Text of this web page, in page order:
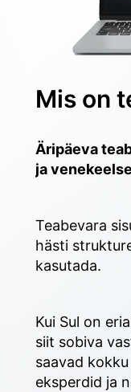
Mis on
Äripäeva
ja
Teabevara
hästi
kasutada.
Kui Sul on
siit sobiva
saavad
eksperdid ja